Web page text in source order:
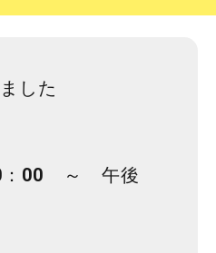
した
：00 ～ 午後